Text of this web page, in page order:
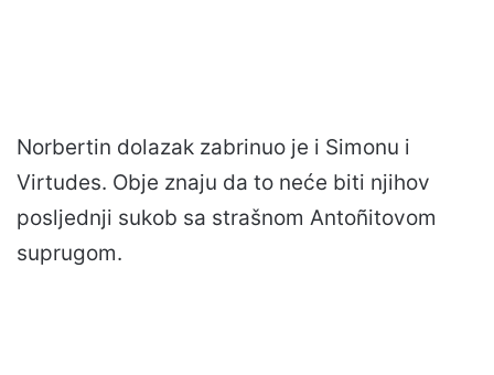
Norbertin dolazak zabrinuo je i Simonu i
Virtudes. Obje znaju da to neće biti njihov
posljednji sukob sa strašnom Antoñitovom
suprugom.